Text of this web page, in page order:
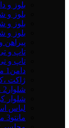
بلوز و
بلوز و
بلوز و
بلوز و
پیراهن
تاپ و
تاپ و
دامن 1 محصول
ژاکت
شلوار 2 محصول
شلوار
لباس
مانتو3 محصول